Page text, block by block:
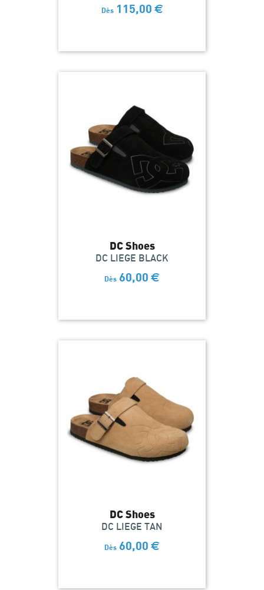
Dès 115,00 €
DC Shoes
DC LIEGE BLACK
Dès 60,00 €
DC Shoes
DC LIEGE TAN
Dès 60,00 €